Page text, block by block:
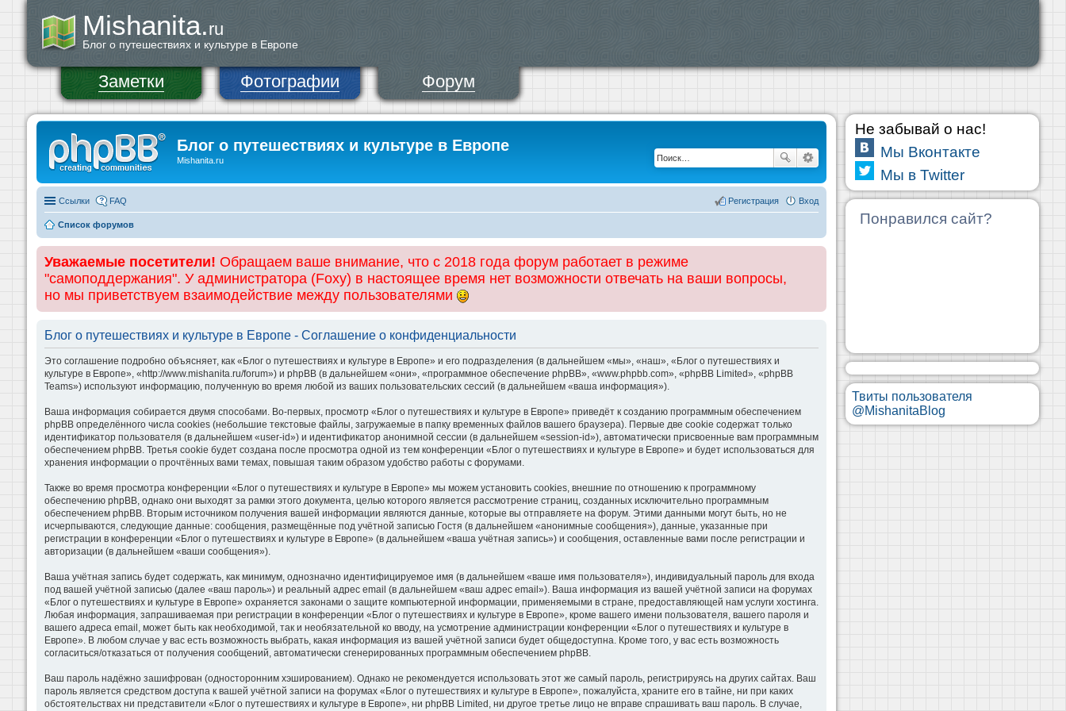
Mishanita.ru
Блог о путешествиях и культуре в Европе
Заметки Фотографии Форум
Блог о путешествиях и культуре в Европе
Mishanita.ru
Ссылки FAQ Вход
Регистрация
Список форумов
Уважаемые посетители! Обращаем ваше внимание, что с 2018 года форум работает в режиме
"самоподдержания". У администратора (Foxy) в настоящее время нет возможности отвечать на ваши вопросы,
но мы приветствуем взаимодействие между пользователями
Блог о путешествиях и культуре в Европе - Соглашение о конфиденциальности
Это соглашение подробно объясняет, как «Блог о путешествиях и культуре в Европе» и его подразделения (в дальнейшем «мы», «наш», «Блог о путешествиях и
культуре в Европе», «http://www.mishanita.ru/forum») и phpBB (в дальнейшем «они», «программное обеспечение phpBB», «www.phpbb.com», «phpBB Limited», «phpBB
Teams») используют информацию, полученную во время любой из ваших пользовательских сессий (в дальнейшем «ваша информация»).
Ваша информация собирается двумя способами. Во-первых, просмотр «Блог о путешествиях и культуре в Европе» приведёт к созданию программным обеспечением
phpBB определённого числа cookies (небольшие текстовые файлы, загружаемые в папку временных файлов вашего браузера). Первые две cookie содержат только
идентификатор пользователя (в дальнейшем «user-id») и идентификатор анонимной сессии (в дальнейшем «session-id»), автоматически присвоенные вам программным
обеспечением phpBB. Третья cookie будет создана после просмотра одной из тем конференции «Блог о путешествиях и культуре в Европе» и будет использоваться для
хранения информации о прочтённых вами темах, повышая таким образом удобство работы с форумами.
Также во время просмотра конференции «Блог о путешествиях и культуре в Европе» мы можем установить cookies, внешние по отношению к программному
обеспечению phpBB, однако они выходят за рамки этого документа, целью которого является рассмотрение страниц, созданных исключительно программным
обеспечением phpBB. Вторым источником получения вашей информации являются данные, которые вы отправляете на форум. Этими данными могут быть, но не
исчерпываются, следующие данные: сообщения, размещённые под учётной записью Гостя (в дальнейшем «анонимные сообщения»), данные, указанные при
регистрации в конференции «Блог о путешествиях и культуре в Европе» (в дальнейшем «ваша учётная запись») и сообщения, оставленные вами после регистрации и
авторизации (в дальнейшем «ваши сообщения»).
Ваша учётная запись будет содержать, как минимум, однозначно идентифицируемое имя (в дальнейшем «ваше имя пользователя»), индивидуальный пароль для входа
под вашей учётной записью (далее «ваш пароль») и реальный адрес email (в дальнейшем «ваш адрес email»). Ваша информация из вашей учётной записи на форумах
«Блог о путешествиях и культуре в Европе» охраняется законами о защите компьютерной информации, применяемыми в стране, предоставляющей нам услуги хостинга.
Любая информация, запрашиваемая при регистрации в конференции «Блог о путешествиях и культуре в Европе», кроме вашего имени пользователя, вашего пароля и
вашего адреса email, может быть как необходимой, так и необязательной ко вводу, на усмотрение администрации конференции «Блог о путешествиях и культуре в
Европе». В любом случае у вас есть возможность выбрать, какая информация из вашей учётной записи будет общедоступна. Кроме того, у вас есть возможность
согласиться/отказаться от получения сообщений, автоматически сгенерированных программным обеспечением phpBB.
Ваш пароль надёжно зашифрован (односторонним хэшированием). Однако не рекомендуется использовать этот же самый пароль, регистрируясь на других сайтах. Ваш
пароль является средством доступа к вашей учётной записи на форумах «Блог о путешествиях и культуре в Европе», пожалуйста, храните его в тайне, ни при каких
обстоятельствах ни представители «Блог о путешествиях и культуре в Европе», ни phpBB Limited, ни другое третье лицо не вправе спрашивать ваш пароль. В случае,
Не забывай о нас!
Мы Вконтакте
Мы в Twitter
Понравился сайт?
Твиты пользователя
@MishanitaBlog